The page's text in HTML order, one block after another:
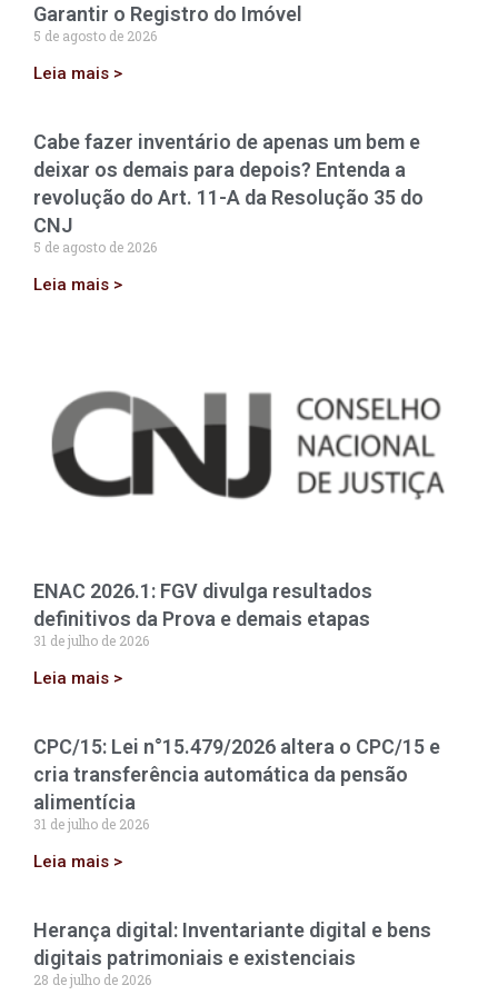
Garantir o Registro do Imóvel
5 de agosto de 2026
Leia mais >
Cabe fazer inventário de apenas um bem e
deixar os demais para depois? Entenda a
revolução do Art. 11-A da Resolução 35 do
CNJ
5 de agosto de 2026
Leia mais >
ENAC 2026.1: FGV divulga resultados
definitivos da Prova e demais etapas
31 de julho de 2026
Leia mais >
CPC/15: Lei n°15.479/2026 altera o CPC/15 e
cria transferência automática da pensão
alimentícia
31 de julho de 2026
Leia mais >
Herança digital: Inventariante digital e bens
digitais patrimoniais e existenciais
28 de julho de 2026